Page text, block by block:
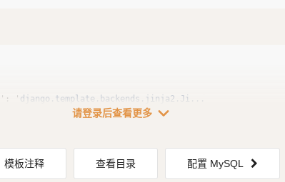
' : '
请登录后查看更多 expand_more
模板注释 查看目录 配置 MySQL